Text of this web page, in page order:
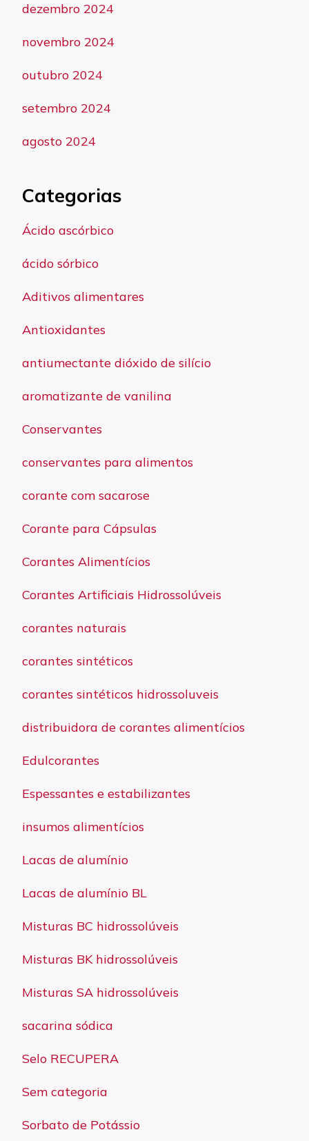
dezembro 2024
novembro 2024
outubro 2024
setembro 2024
agosto 2024
Categorias
Ácido ascórbico
ácido sórbico
Aditivos alimentares
Antioxidantes
antiumectante dióxido de silício
aromatizante de vanilina
Conservantes
conservantes para alimentos
corante com sacarose
Corante para Cápsulas
Corantes Alimentícios
Corantes Artificiais Hidrossolúveis
corantes naturais
corantes sintéticos
corantes sintéticos hidrossoluveis
distribuidora de corantes alimentícios
Edulcorantes
Espessantes e estabilizantes
insumos alimentícios
Lacas de alumínio
Lacas de alumínio BL
Misturas BC hidrossolúveis
Misturas BK hidrossolúveis
Misturas SA hidrossolúveis
sacarina sódica
Selo RECUPERA
Sem categoria
Sorbato de Potássio